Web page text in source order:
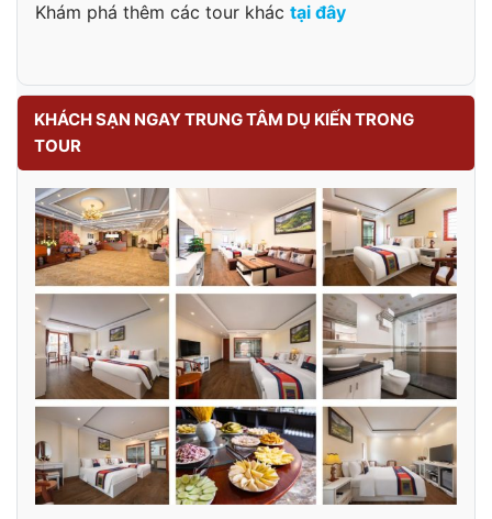
Khám phá thêm các tour khác tại đây
KHÁCH SẠN NGAY TRUNG TÂM DỤ KIẾN TRONG
TOUR